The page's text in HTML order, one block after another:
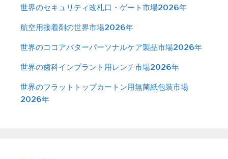
世界のセキュリティ改札口・ゲート市場2026年
航空用接着剤の世界市場2026年
世界のココアバターパーソナルケア製品市場2026年
世界の歯科インプラント用レンチ市場2026年
世界のフラットトップカートン用無菌紙包装市場
2026年